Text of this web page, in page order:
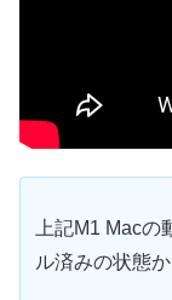
上記M1 Mac
ル済みの状態